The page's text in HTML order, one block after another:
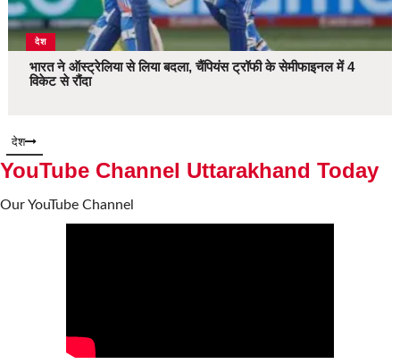
देश
भारत ने ऑस्ट्रेलिया से लिया बदला, चैंपियंस ट्रॉफी के सेमीफाइनल में 4
विकेट से रौंदा
देश
YouTube Channel Uttarakhand Today
Our YouTube Channel